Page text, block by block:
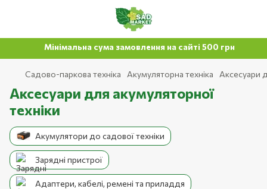
Мінімальна сума замовлення на сайті 500 грн
Садово-паркова техніка Акумуляторна техніка Аксесуари
Аксесуари для акумуляторної
техніки
Акумулятори до садової техніки
Зарядні пристрої
Адаптери, кабелі, ремені та приладдя